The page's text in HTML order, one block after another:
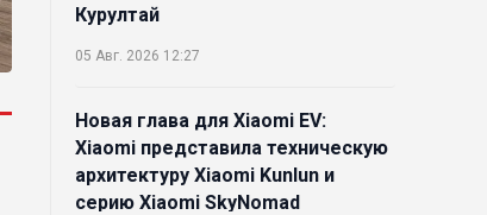
Курултай
05 Авг. 2026 12:27
Новая глава для Xiaomi EV:
Xiaomi представила техническую
архитектуру Xiaomi Kunlun и
серию Xiaomi SkyNomad